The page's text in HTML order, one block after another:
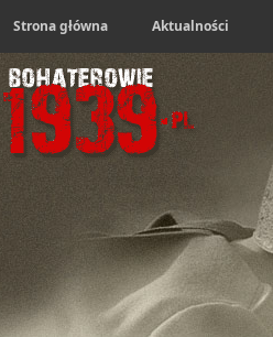
Strona główna Aktualności